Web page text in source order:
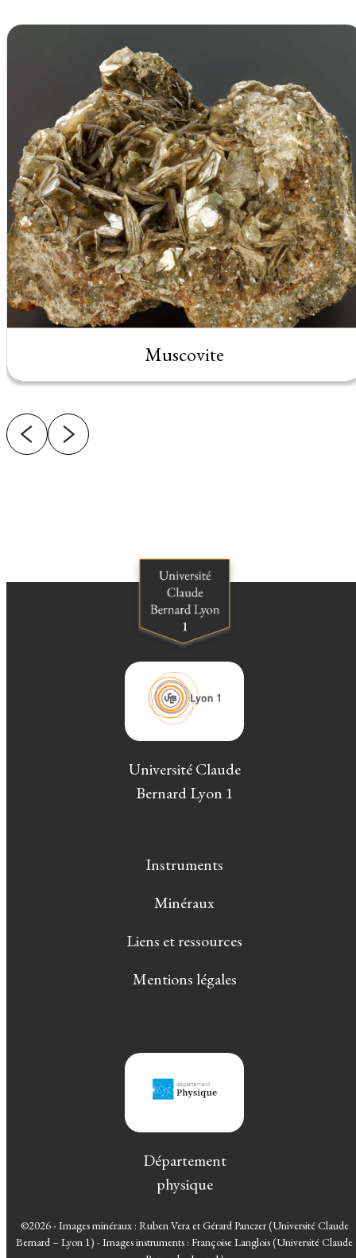
Muscovite
Université Claude
Bernard Lyon 1
Instruments
Minéraux
Liens et ressources
Mentions légales
Département
physique
©2026 - Images minéraux : Ruben Vera et Gérard Panczer (Université Claude
Bernard – Lyon 1) - Images instruments : Françoise Langlois (Université Claude